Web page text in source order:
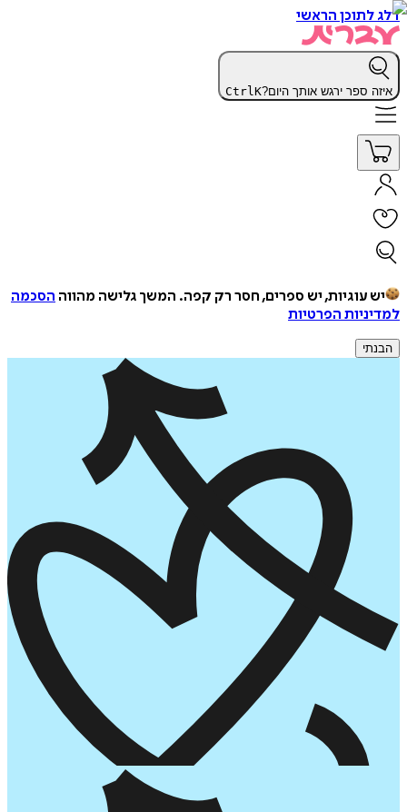
דלג לתוכן הראשי
איזה ספר ירגש אותך היום? CtrlK
יש עוגיות, יש ספרים, חסר רק קפה. המשך גלישה מהווה הסכמה
למדיניות הפרטיות
הבנתי